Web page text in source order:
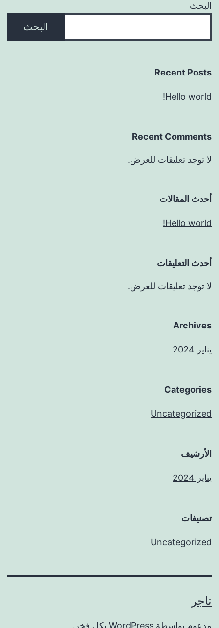
البحث
البحث
Recent Posts
Hello world!
Recent Comments
لا توجد تعليقات للعرض.
أحدث المقالات
Hello world!
أحدث التعليقات
لا توجد تعليقات للعرض.
Archives
يناير 2024
Categories
Uncategorized
الأرشيف
يناير 2024
تصنيفات
Uncategorized
تاجر
مدعوم بواسطة WordPress بكل فخر.